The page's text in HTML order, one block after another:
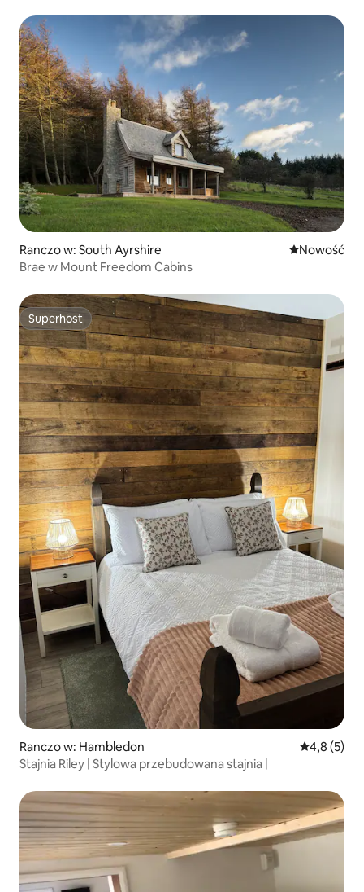
Ranczo w: South Ayrshire Nowe
Nowość
Brae w Mount Freedom Cabins
Superhost
Superhost
Ranczo w: Hambledon Średnia
4,8 (5)
Stajnia Riley | Stylowa przebudowana stajnia |